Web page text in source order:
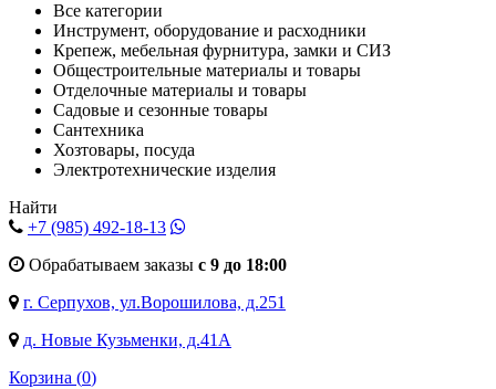
Все категории
Инструмент, оборудование и расходники
Крепеж, мебельная фурнитура, замки и СИЗ
Общестроительные материалы и товары
Отделочные материалы и товары
Садовые и сезонные товары
Сантехника
Хозтовары, посуда
Электротехнические изделия
Найти
+7 (985) 492-18-13
Обрабатываем заказы с 9 до 18:00
г. Серпухов, ул.Ворошилова, д.251
д. Новые Кузьменки, д.41А
Корзина (0)